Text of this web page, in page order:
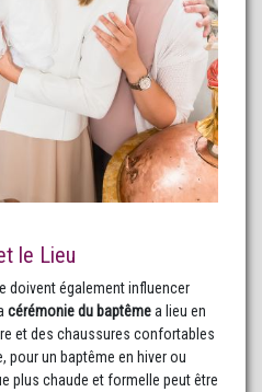
le Lieu
doivent également influencer
cérémonie du baptêmea lieu en
et des chaussures confortables
pour un baptême en hiver ou
plus chaude et formelle peut être